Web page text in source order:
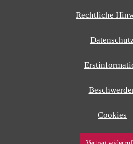
Rechtliche
Cookies